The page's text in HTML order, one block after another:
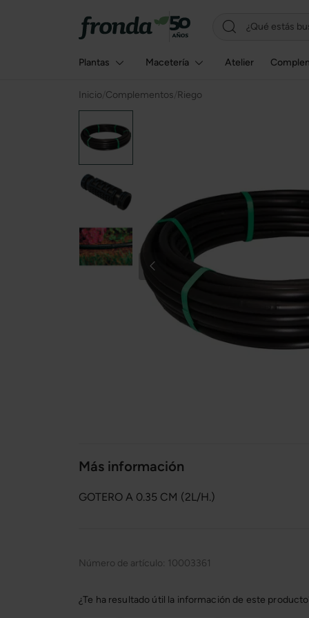
Plantas Macetería Atelier
Inicio Complementos Riego
Más información
GOTERO A 0.35 CM (2L/H.)
Número de artículo: 10003361
¿Te ha resultado útil la información de este